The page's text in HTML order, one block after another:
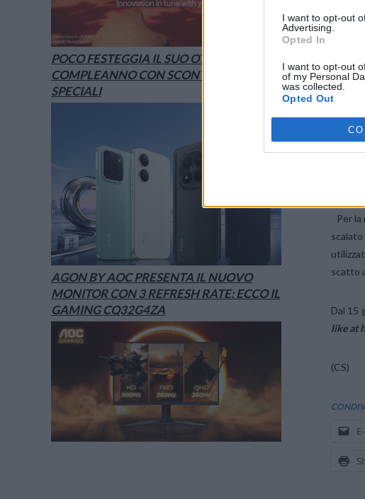
I want to opt-out
Advertising.
Opted In
I want to opt-out
of my Personal
was collected.
Opted Out
Il
al 160.
una
Per
scatto
Dal 15
like at
(CS)
POCO FESTEGGIA IL SUO OTTAVO
COMPLEANNO CON SCONTI E OFFERTE
SPECIALI
AGON BY AOC PRESENTA IL NUOVO
MONITOR CON 3 REFRESH RATE: ECCO IL
GAMING CQ32G4ZA